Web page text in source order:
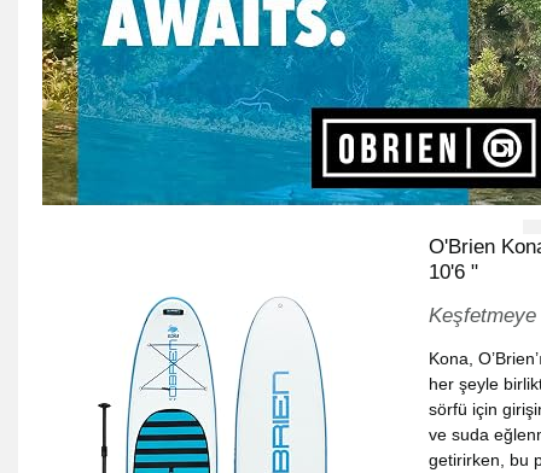
O'Brien
10'6 "
Kona,
her şeyle
sörfü için
ve suda
getirirken, bu